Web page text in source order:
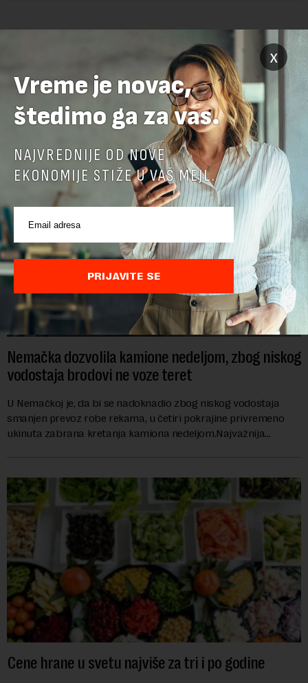
Nemačka dozvolila kamione nedeljom, zbog niskog
vodostaja brodovi ne voze teret
U Nemačkoj je, da bi se nadoknadio zbog niskog vodostaja
smanjen prevoz robe rekama, u četiri pokrajine privremeno
ukinuta zabrana kretanja kamiona nedeljom.Najvažnija
Cene hrane u svetu najviše za tri i po godine
x
Vreme je novac,
štedimo ga za vas.
NAJVREDNIJE OD NOVE
EKONOMIJE STIŽE U VAŠ MEJL.
PRIJAVITE SE